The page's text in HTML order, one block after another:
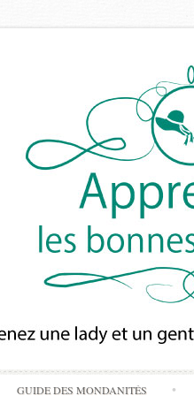
GUIDE DES MONDANITÉS